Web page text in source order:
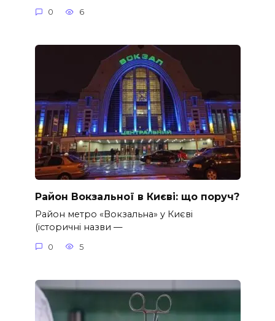
0 6
Район Вокзальної в Києві: що поруч?
Район метро «Вокзальна» у Києві
(історичні назви —
0 5